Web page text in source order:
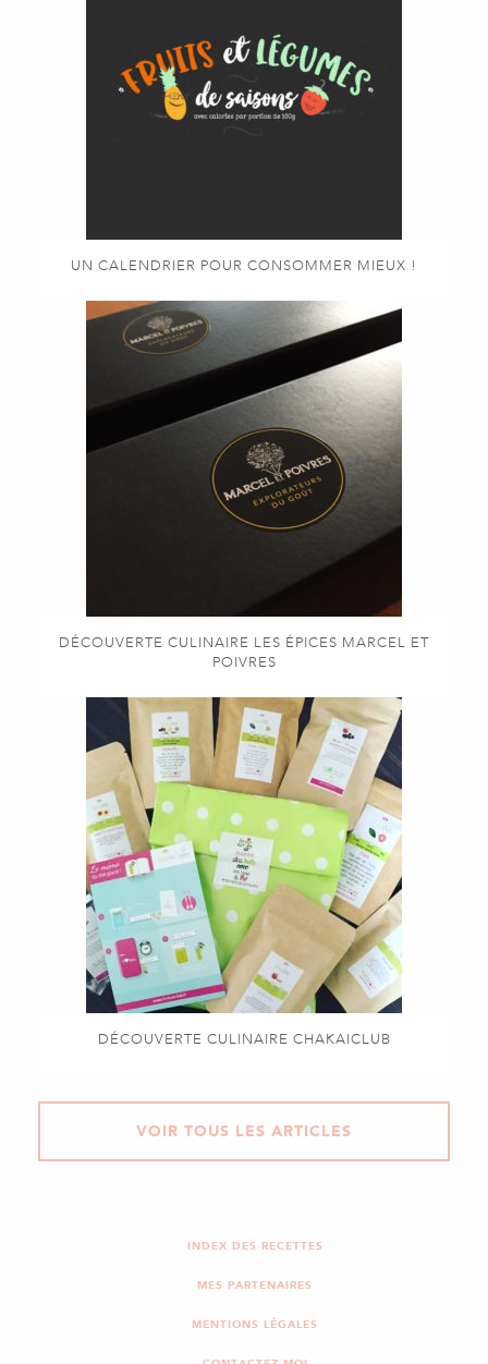
UN CALENDRIER POUR CONSOMMER MIEUX !
DÉCOUVERTE CULINAIRE LES ÉPICES MARCEL ET
POIVRES
DÉCOUVERTE CULINAIRE CHAKAICLUB
VOIR TOUS LES ARTICLES
INDEX DES RECETTES
MES PARTENAIRES
MENTIONS LÉGALES